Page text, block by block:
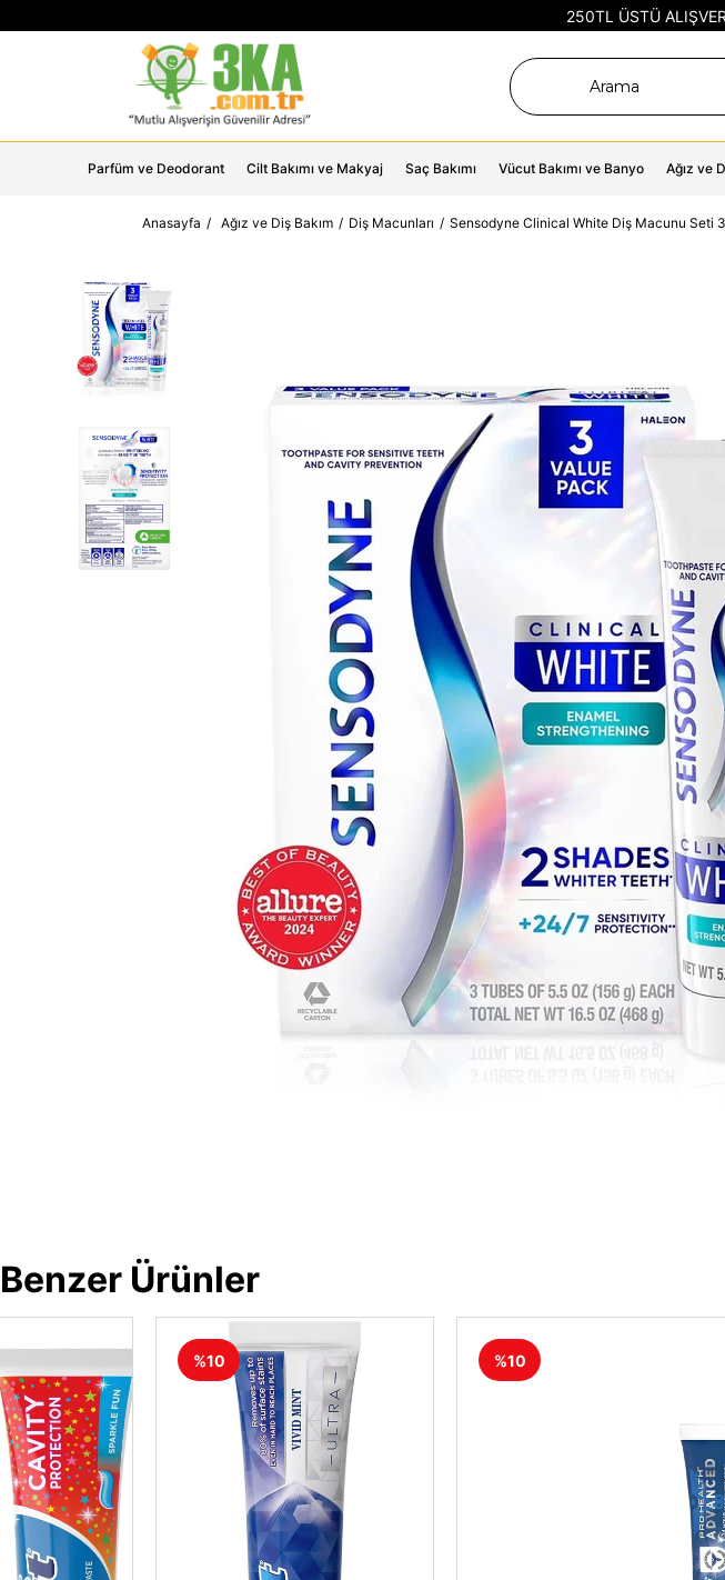
250TL ÜSTÜ
Parfüm ve Deodorant Cilt Bakımı ve Makyaj Saç Bakımı Vücut Bakımı ve Banyo Ağız ve
Anasayfa Ağız ve Diş Bakım Diş Macunları Sensodyne Clinical White Diş Macunu Seti
Benzer Ürünler
%10 %10